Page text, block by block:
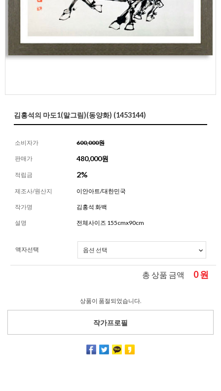
김홍석의 마도1(말그림)(동양화) (1453144)
소비자가 600,000원
판매가 480,000원
적립금 2%
제조사/원산지 이안아트/대한민국
작가명 김홍석 화백
설명 전체사이즈 155cmx90cm
액자선택
총 상품 금액 0원
상품이 품절되었습니다.
작가프로필